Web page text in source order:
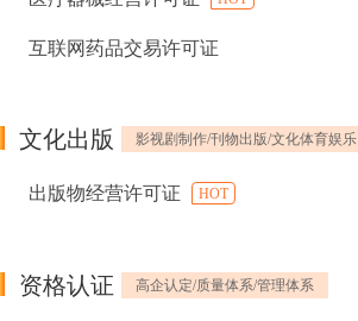
互联网药品交易许可证
文化出版 影视剧制作/刊物出版/文化体育娱乐
出版物经营许可证 HOT
资格认证 高企认定/质量体系/管理体系